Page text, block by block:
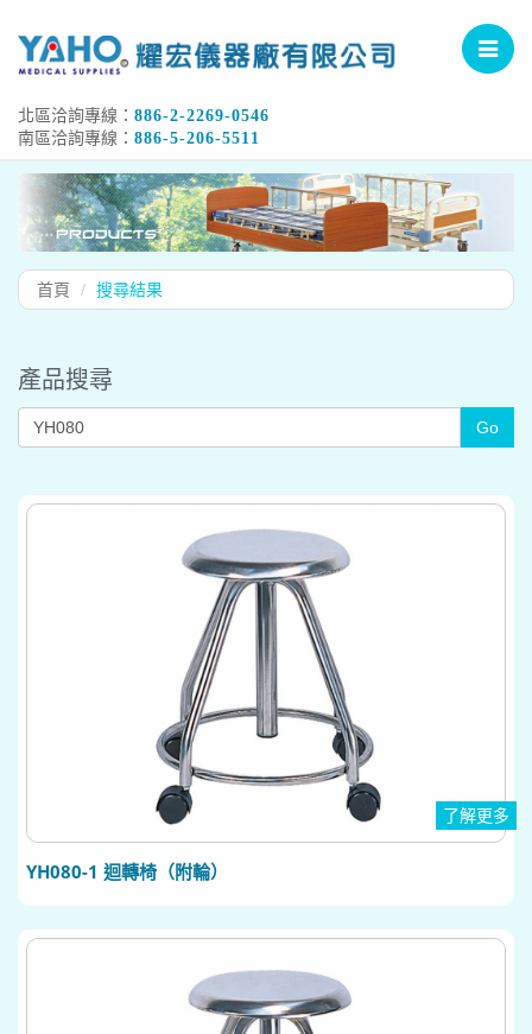
Toggle
北區洽詢專線： 886-2-2269-0546
南區洽詢專線： 886-5-206-5511
首頁 搜尋結果
產品搜尋
了解更多
YH080-1 迴轉椅（附輪）